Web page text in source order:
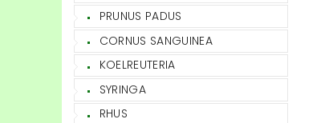
PRUNUS PADUS
CORNUS SANGUINEA
KOELREUTERIA
SYRINGA
RHUS